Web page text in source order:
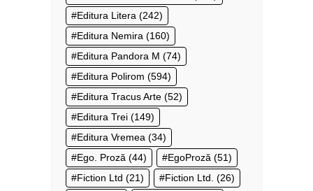
Editura Litera (242)
Editura Nemira (160)
Editura Pandora M (74)
Editura Polirom (594)
Editura Tracus Arte (52)
Editura Trei (149)
Editura Vremea (34)
Ego. Proză (44) EgoProză (51)
Fiction Ltd (21) Fiction Ltd. (26)